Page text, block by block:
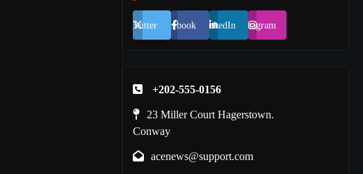
Twitter Facebook LinkedIn Instagram
+202-555-0156
23 Miller Court Hagerstown.
Conway
acenews@support.com